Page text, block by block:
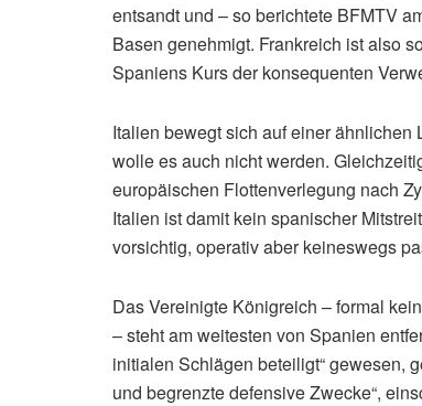
entsandt und – so berichtete BFMTV
Basen genehmigt. Frankreich ist also
Spaniens Kurs der konsequenten
Italien bewegt sich auf einer ähnlichen
wolle es auch nicht werden.
europäischen Flottenverlegung nach
Italien ist damit kein spanischer
vorsichtig, operativ aber keineswegs
Das Vereinigte Königreich – formal
– steht am weitesten von Spanien
initialen Schlägen beteiligt“ gewesen,
und begrenzte defensive Zwecke“,